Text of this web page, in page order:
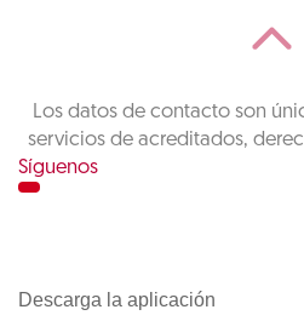
Los datos de contacto son
servicios de acreditados,
Síguenos
Descarga la aplicación